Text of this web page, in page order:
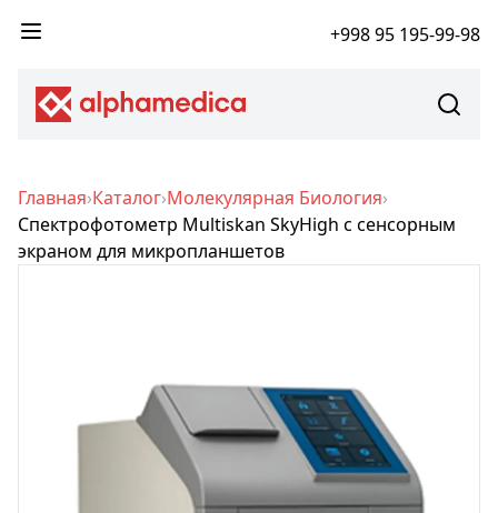
+998 95 195-99-98
Главная›Каталог›Молекулярная Биология›
Спектрофотометр Multiskan SkyHigh с сенсорным
экраном для микропланшетов